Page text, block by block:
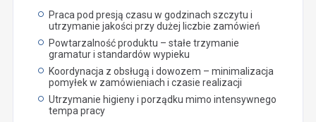
Praca pod presją czasu w godzinach szczytu i
utrzymanie jakości przy dużej liczbie zamówień
Powtarzalność produktu – stałe trzymanie
gramatur i standardów wypieku
Koordynacja z obsługą i dowozem – minimalizacja
pomyłek w zamówieniach i czasie realizacji
Utrzymanie higieny i porządku mimo intensywnego
tempa pracy